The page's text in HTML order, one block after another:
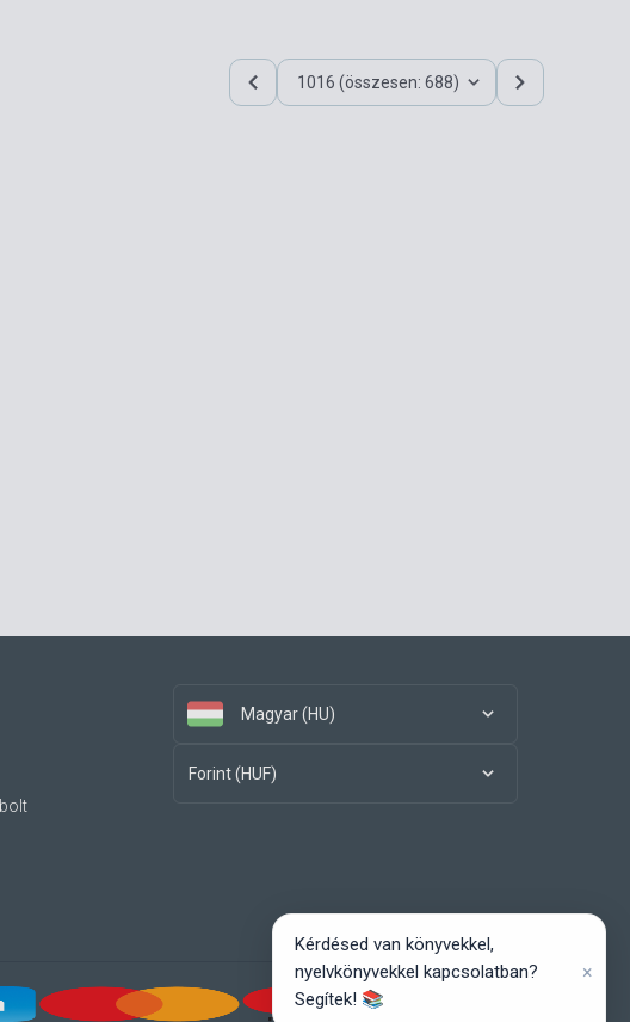
1016 (összesen: 688)
Magyar (HU)
Forint (HUF)
Kérdésed van könyvekkel,
nyelvkönyvekkel kapcsolatban?
Segítek! 📚
×